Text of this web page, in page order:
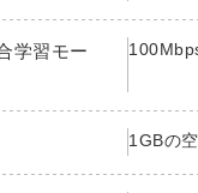
学習モー
1GBの